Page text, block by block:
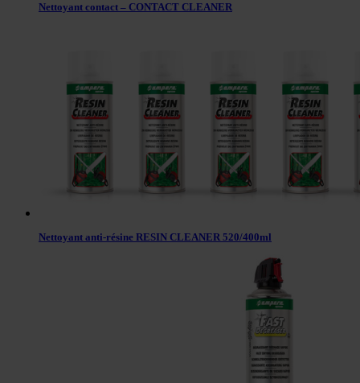
Nettoyant contact – CONTACT CLEANER
Nettoyant anti-résine RESIN CLEANER 520/400ml